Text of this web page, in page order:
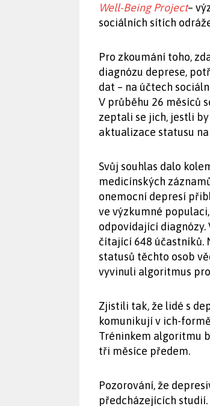
Well-Being Project–
sociálních sítích
Pro zkoumání toho,
diagnózu deprese,
dat – na účtech
V průběhu 26 měsíců
zeptali se jich, jestli
aktualizace statusu na
Svůj souhlas dalo
medicínských
onemocní depresí
ve výzkumné
odpovídající
čítající 648 účastníků.
statusů těchto osob
vyvinuli algoritmus
Zjistili tak, že lidé s
komunikují v ich-
Tréninkem algoritmu
tři měsíce předem.
Pozorování, že
předcházejících studií.